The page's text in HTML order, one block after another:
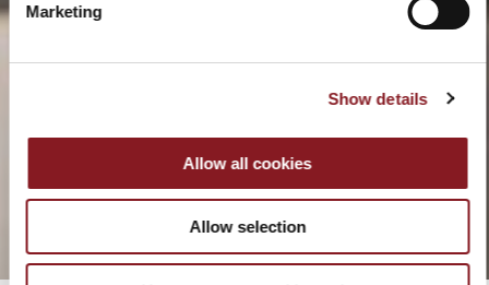
Marketing
Show details
Allow all cookies
Allow selection